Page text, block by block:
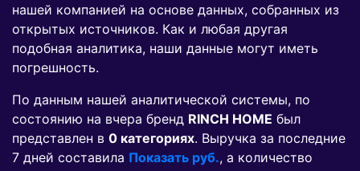
нашей компанией на основе данных, собранных из
открытых источников. Как и любая другая
подобная аналитика, наши данные могут иметь
погрешность.
По данным нашей аналитической системы, по
состоянию на вчера бренд RINCH HOME был
представлен в 0 категориях. Выручка за последние
7 дней составила Показать руб., а количество